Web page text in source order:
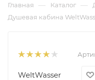
Главная — Каталог —
Душевая кабина
WeltWasser